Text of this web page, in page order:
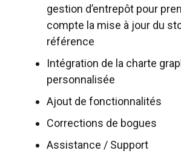
gestion d’entrepôt pour
compte la mise à jour du
référence
Intégration de la charte
personnalisée
Ajout de fonctionnalités
Corrections de bogues
Assistance / Support